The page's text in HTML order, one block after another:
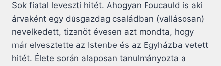
Sok fiatal leveszti hitét. Ahogyan Foucauld is aki
árvaként egy dúsgazdag családban (vallásosan)
nevelkedett, tizenöt évesen azt mondta, hogy
már elvesztette az Istenbe és az Egyházba vetett
hitét. Élete során alaposan tanulmányozta a